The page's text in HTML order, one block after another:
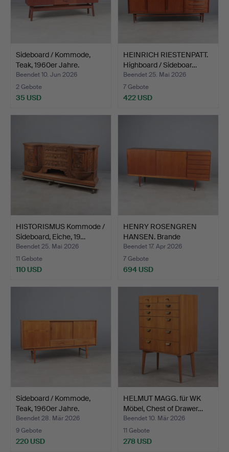
Sideboard / Kommode,
Teak, 1960er Jahre.
Beendet 10. Jun 2026
2 Gebote
35 USD
HEINRICH RIESTENPATT.
Highboard / Sideboar…
Beendet 25. Mai 2026
7 Gebote
422 USD
HISTORISMUS Kommode /
Sideboard, Eiche, 19…
Beendet 25. Mai 2026
11 Gebote
110 USD
HENRY ROSENGREN
HANSEN. Brande
Møbelindust…
Beendet 17. Apr 2026
7 Gebote
694 USD
Sideboard / Kommode,
Teak, 1960er Jahre.
Beendet 28. Mär 2026
9 Gebote
220 USD
HELMUT MAGG. für WK
Möbel, Chest of Drawer…
Beendet 10. Mär 2026
11 Gebote
278 USD